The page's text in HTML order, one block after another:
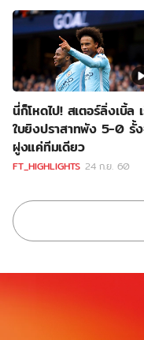
นี่ก็โหดไป! สเตอร์ลิ่งเบิ้ล
ใบยิงปราสาทพัง 5-0 รั้
ฝูงแค่ทีมเดียว
FT_HIGHLIGHTS 24 ก.ย. 60